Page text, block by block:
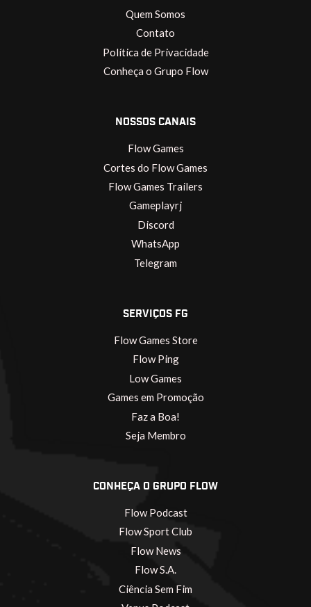
Quem Somos
Contato
Política de Privacidade
Conheça o Grupo Flow
NOSSOS CANAIS
Flow Games
Cortes do Flow Games
Flow Games Trailers
Gameplayrj
Discord
WhatsApp
Telegram
SERVIÇOS FG
Flow Games Store
Flow Ping
Low Games
Games em Promoção
Faz a Boa!
Seja Membro
CONHEÇA O GRUPO FLOW
Flow Podcast
Flow Sport Club
Flow News
Flow S.A.
Ciência Sem Fim